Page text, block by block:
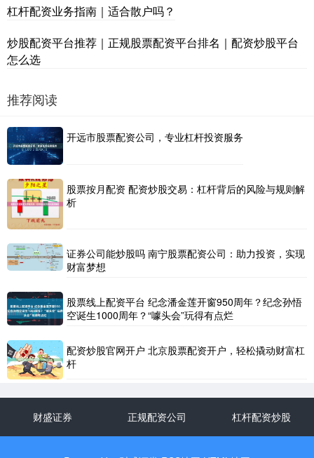
杠杆配资业务指南｜适合散户吗？
炒股配资平台推荐｜正规股票配资平台排名｜配资炒股平台
怎么选
推荐阅读
开远市股票配资公司，专业杠杆投资服务
股票按月配资 配资炒股交易：杠杆背后的风险与规则解
析
证券公司能炒股吗 南宁股票配资公司：助力投资，实现
财富梦想
股票线上配资平台 纪念潘金莲开窗950周年？纪念孙悟
空诞生1000周年？“噱头会”玩得有点烂
配资炒股官网开户 北京股票配资开户，轻松撬动财富杠
杆
财盛证券 正规配资公司 杠杆配资炒股